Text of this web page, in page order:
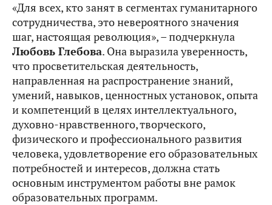
«Для всех, кто занят в сегментах гуманитарного
сотрудничества, это невероятного значения
шаг, настоящая революция», – подчеркнула
Любовь Глебова. Она выразила уверенность,
что просветительская деятельность,
направленная на распространение знаний,
умений, навыков, ценностных установок, опыта
и компетенций в целях интеллектуального,
духовно-нравственного, творческого,
физического и профессионального развития
человека, удовлетворение его образовательных
потребностей и интересов, должна стать
основным инструментом работы вне рамок
образовательных программ.